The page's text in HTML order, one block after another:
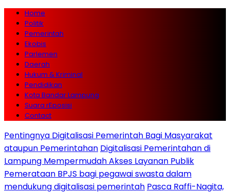
Home
Politik
Pemerintah
Ekobis
Parlemen
Daerah
Hukum & Kriminal
Pendidikan
Kota Bandar Lampung
Suara rEposisi
Contact
Pentingnya Digitalisasi Pemerintah Bagi Masyarakat
ataupun Pemerintahan Digitalisasi Pemerintahan di
Lampung Mempermudah Akses Layanan Publik
Pemerataan BPJS bagi pegawai swasta dalam
mendukung digitalisasi pemerintah Pasca Raffi-Nagita,